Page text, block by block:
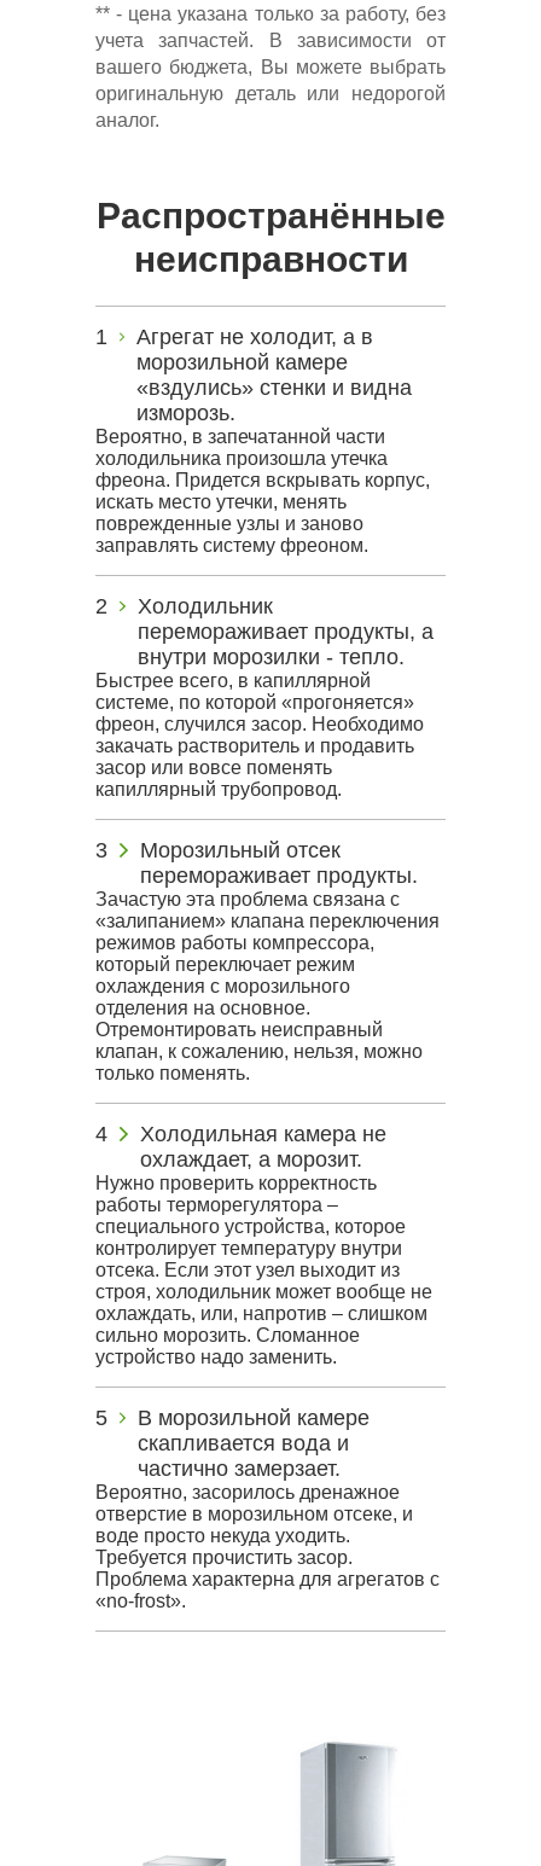
** - цена указана только за работу, без
учета запчастей. В зависимости от
вашего бюджета, Вы можете выбрать
оригинальную деталь или недорогой
аналог.
Распространённые
неисправности
Агрегат не холодит, а в
морозильной камере
«вздулись» стенки и видна
изморозь.
Вероятно, в запечатанной части
холодильника произошла утечка
фреона. Придется вскрывать корпус,
искать место утечки, менять
поврежденные узлы и заново
заправлять систему фреоном.
Холодильник
перемораживает продукты, а
внутри морозилки - тепло.
Быстрее всего, в капиллярной
системе, по которой «прогоняется»
фреон, случился засор. Необходимо
закачать растворитель и продавить
засор или вовсе поменять
капиллярный трубопровод.
Морозильный отсек
перемораживает продукты.
Зачастую эта проблема связана с
«залипанием» клапана переключения
режимов работы компрессора,
который переключает режим
охлаждения с морозильного
отделения на основное.
Отремонтировать неисправный
клапан, к сожалению, нельзя, можно
только поменять.
Холодильная камера не
охлаждает, а морозит.
Нужно проверить корректность
работы терморегулятора –
специального устройства, которое
контролирует температуру внутри
отсека. Если этот узел выходит из
строя, холодильник может вообще не
охлаждать, или, напротив – слишком
сильно морозить. Сломанное
устройство надо заменить.
В морозильной камере
скапливается вода и
частично замерзает.
Вероятно, засорилось дренажное
отверстие в морозильном отсеке, и
воде просто некуда уходить.
Требуется прочистить засор.
Проблема характерна для агрегатов с
«no-frost».